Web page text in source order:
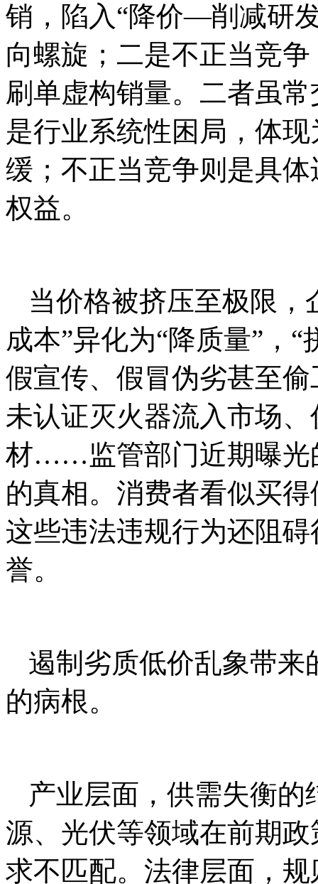
销，陷入“降价—削减研
向螺旋；二是不正当竞
刷单虚构销量。二者虽
是行业系统性困局，体
缓；不正当竞争则是具
权益。
当价格被挤压至极限，
成本”异化为“降质量”，
假宣传、假冒伪劣甚至
未认证灭火器流入市场
材……监管部门近期曝光
的真相。消费者看似买
这些违法违规行为还阻
誉。
遏制劣质低价乱象带来
的病根。
产业层面，供需失衡
源、光伏等领域在前期
求不匹配。法律层面，